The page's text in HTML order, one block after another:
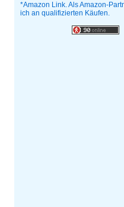
*Amazon Link. Als Amazon-
ich an qualifizierten Käufen.